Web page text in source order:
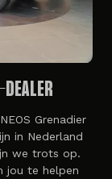
Grenadier
in Nederland
we trots op.
jou te helpen